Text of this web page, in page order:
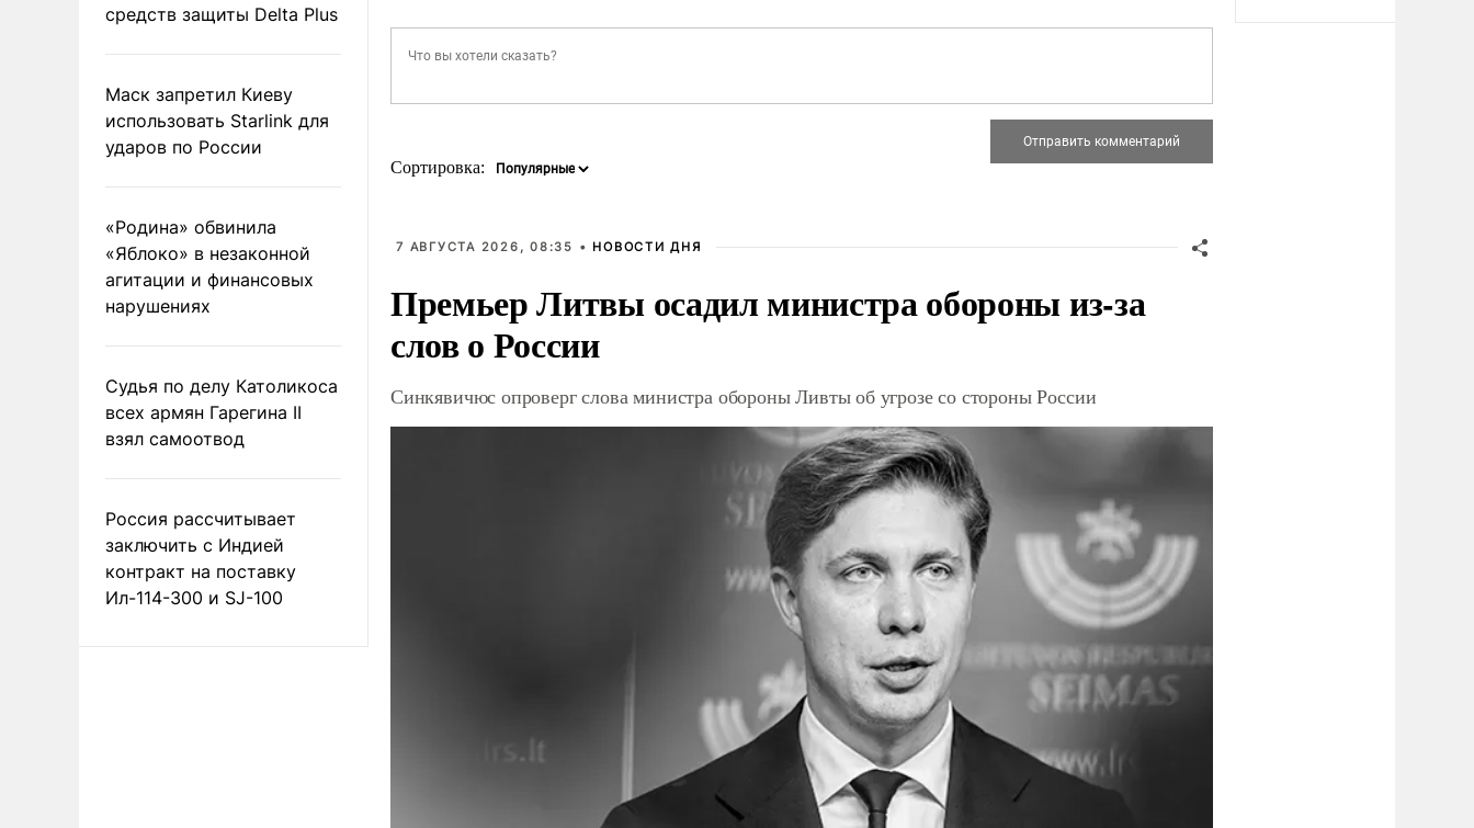
средств защиты Delta Plus
Маск запретил Киеву
использовать Starlink для
ударов по России
«Родина» обвинила
«Яблоко» в незаконной
агитации и финансовых
нарушениях
Судья по делу Католикоса
всех армян Гарегина II
взял самоотвод
Россия рассчитывает
заключить с Индией
контракт на поставку
Ил-114-300 и SJ-100
Сортировка:
7 АВГУСТА 2026, 08:35 • НОВОСТИ ДНЯ
Премьер Литвы осадил министра обороны из-за
слов о России
Синкявичюс опроверг слова министра обороны Ливты об угрозе со стороны России